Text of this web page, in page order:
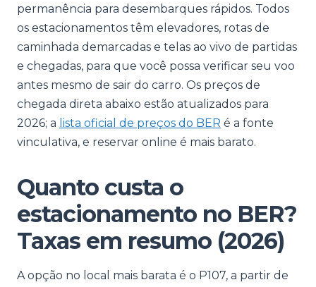
permanência para desembarques rápidos. Todos
os estacionamentos têm elevadores, rotas de
caminhada demarcadas e telas ao vivo de partidas
e chegadas, para que você possa verificar seu voo
antes mesmo de sair do carro. Os preços de
chegada direta abaixo estão atualizados para
2026; a lista oficial de preços do BER é a fonte
vinculativa, e reservar online é mais barato.
Quanto custa o
estacionamento no BER?
Taxas em resumo (2026)
A opção no local mais barata é o P107, a partir de